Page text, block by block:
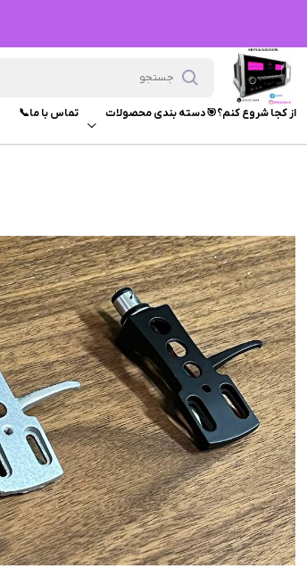
از کجا شروع کنم؟🎯دسته بندی محصولات تماس با ما📞